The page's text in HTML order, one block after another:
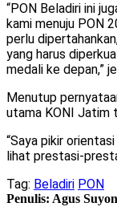
“PON Beladiri ini
kami menuju PON
perlu
yang harus
medali ke depan,”
Menutup
utama KONI Jatim
“Saya pikir
lihat prestasi-
Tag: Beladiri PON
Penulis: Agus